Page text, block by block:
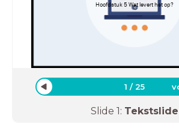
Hoofdstuk 5 Wat levert het op?
1 /25
Slide 1: Tekstslide